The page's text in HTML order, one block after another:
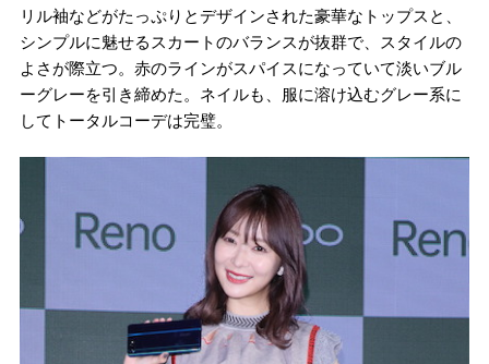
リル袖などがたっぷりとデザインされた豪華なトップスと、
シンプルに魅せるスカートのバランスが抜群で、スタイルの
よさが際立つ。赤のラインがスパイスになっていて淡いブル
ーグレーを引き締めた。ネイルも、服に溶け込むグレー系に
してトータルコーデは完璧。